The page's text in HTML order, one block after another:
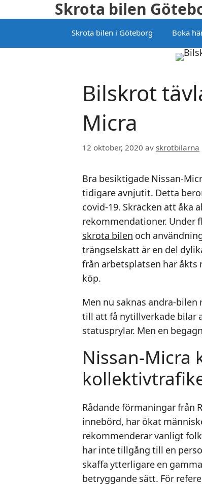
till
Skrota bilen
Skrota bilen i Göteborg Boka
Bilskrot
Micra
12 oktober, 2020 av skrotbilarna
Bra besiktigade Nissan-
tidigare avnjutit. Detta
covid-19. Skräcken att åka
rekommendationer. Under
skrota bilen och
trängselskatt är en del
från arbetsplatsen har åkts
köp.
Men nu saknas andra-
till att få nytillverkade bilar
statusprylar. Men en
Nissan-Micra
Rådande förmaningar från
innebörd, har ökat
rekommenderar vanligt
har inte tillgång till en
skaffa ytterligare en
betryggande sätt. För